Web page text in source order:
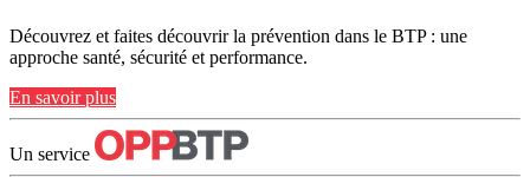
Découvrez et faites découvrir la prévention dans le BTP : une
approche santé, sécurité et performance.
En savoir plus
Un service